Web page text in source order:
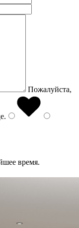
Пожалуйста,
.
время.